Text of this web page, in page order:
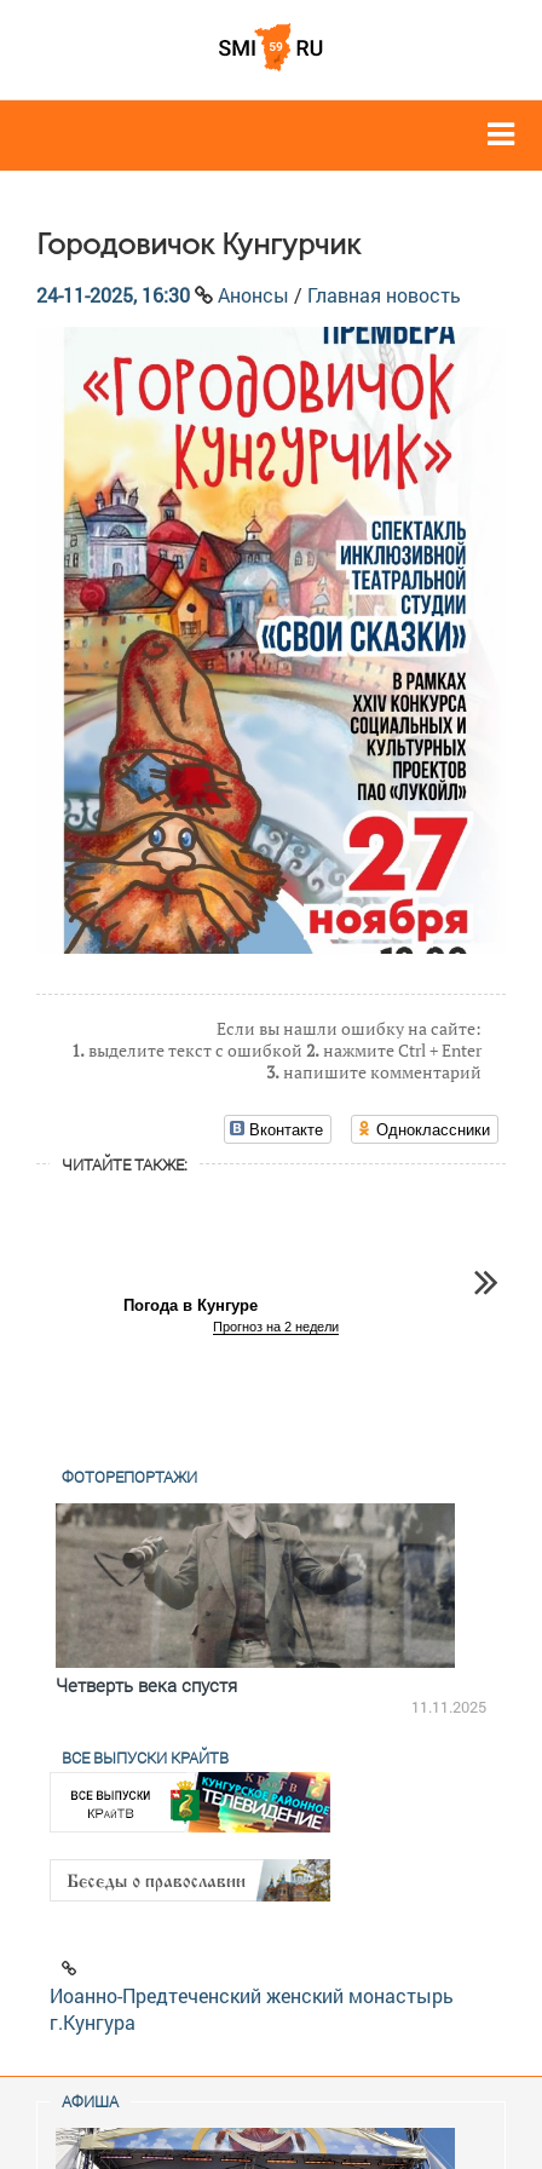
Городовичок Кунгурчик
24-11-2025, 16:30 Анонсы / Главная новость
Если вы нашли ошибку на сайте:
1.выделите текст с ошибкой 2.нажмите Ctrl + Enter
3.напишите комментарий
Вконтакте Одноклассники
ЧИТАЙТЕ ТАКЖЕ:
Погода в Кунгуре
Прогноз на 2 недели
ФОТОРЕПОРТАЖИ
Четверть века спустя
11.11.2025
ВСЕ ВЫПУСКИ КРАЙТВ
Иоанно-Предтеченский женский монастырь
г.Кунгура
АФИША